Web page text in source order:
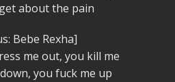
about the pain
Bebe Rexha]
me out, you kill me
you fuck me up